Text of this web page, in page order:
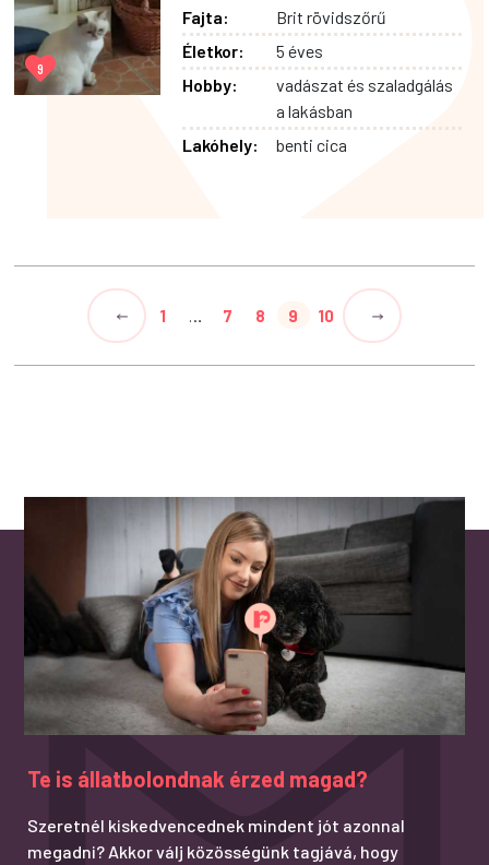
9
Fajta:
Brit rövidszőrű
Életkor:
5 éves
Hobby:
vadászat és szaladgálás
a lakásban
Lakóhely:
benti cica
1 … 7 8 9 10
Te is állatbolondnak érzed magad?
Szeretnél kiskedvencednek mindent jót azonnal
megadni? Akkor válj közösségünk tagjává, hogy